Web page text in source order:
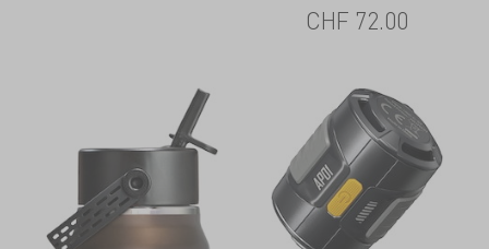
CHF 72.00